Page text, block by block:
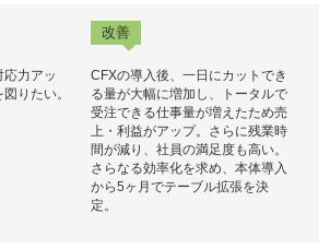
改善
力アッ
りたい。
CFXの導入後、一日にカットでき
る量が大幅に増加し、トータルで
受注できる仕事量が増えたため売
上・利益がアップ。さらに残業時
間が減り、社員の満足度も高い。
さらなる効率化を求め、本体導入
から5ヶ月でテーブル拡張を決
定。